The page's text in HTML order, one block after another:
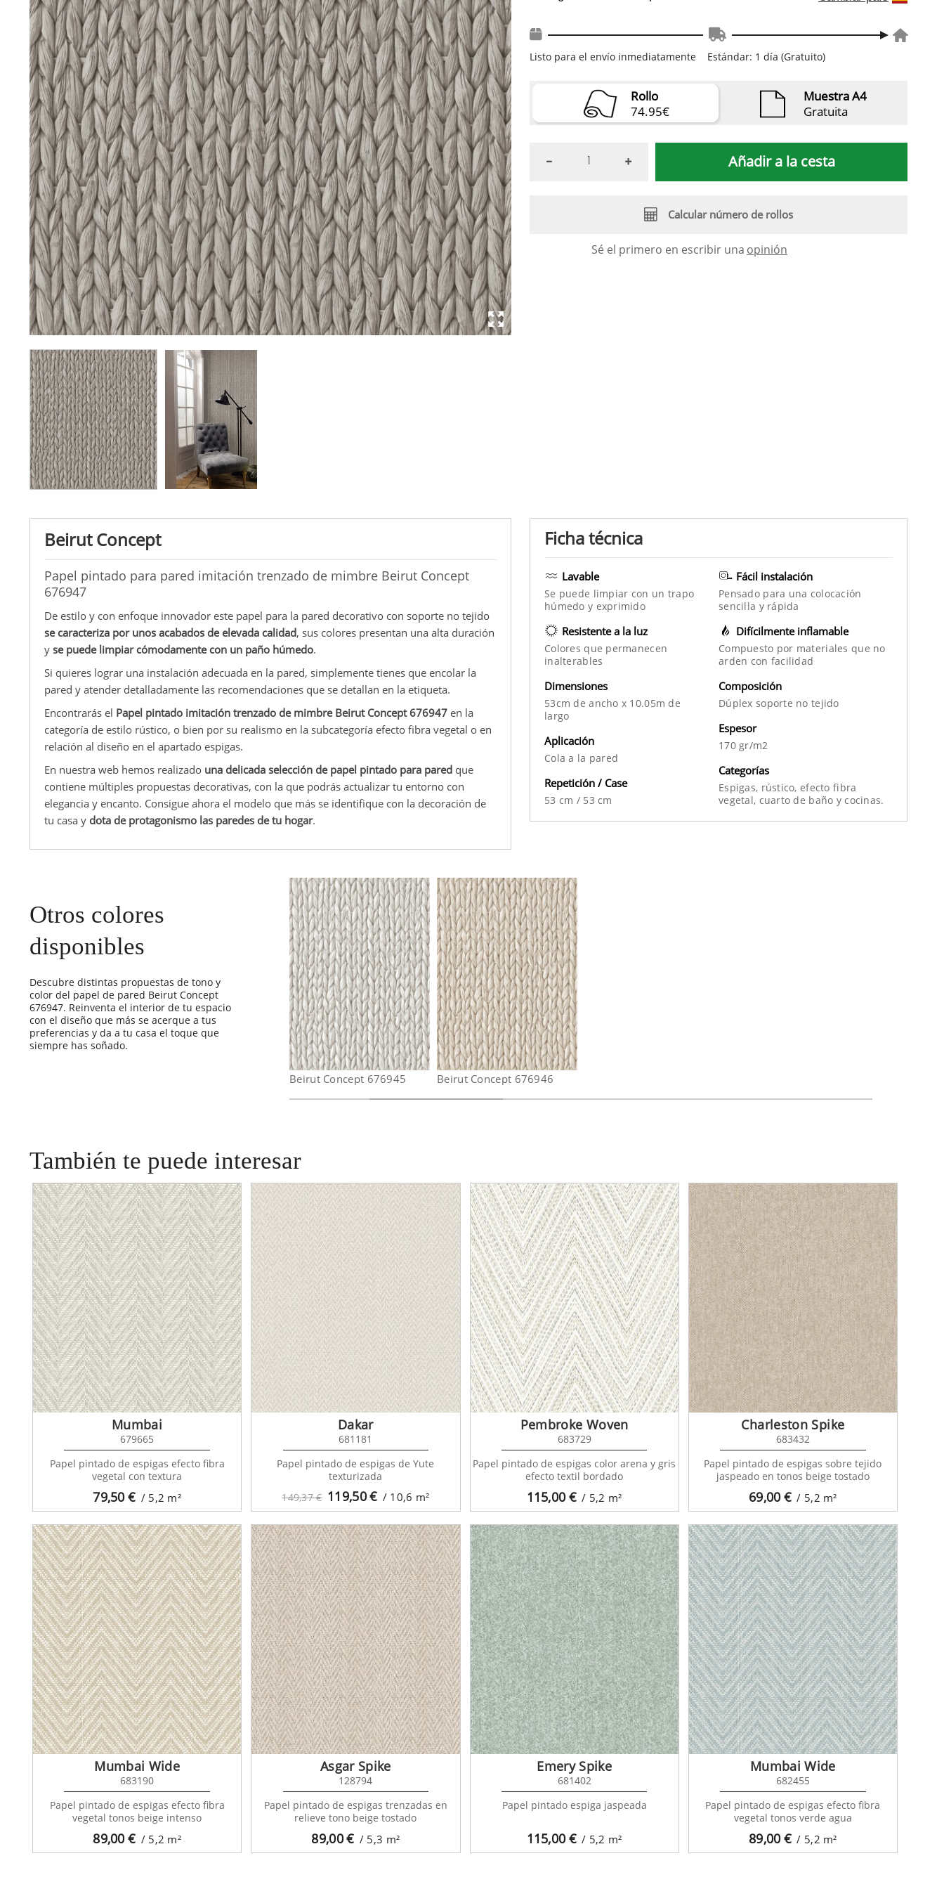
Beirut Concept
Papel pintado para pared imitación trenzado de mimbre Beirut Concept
676947
De estilo y con enfoque innovador este papel para la pared decorativo con soporte no tejido
se caracteriza por unos acabados de elevada calidad, sus colores presentan una alta duración
y se puede limpiar cómodamente con un paño húmedo.
Si quieres lograr una instalación adecuada en la pared, simplemente tienes que encolar la
pared y atender detalladamente las recomendaciones que se detallan en la etiqueta.
Encontrarás el Papel pintado imitación trenzado de mimbre Beirut Concept 676947 en la
categoría de estilo rústico, o bien por su realismo en la subcategoría efecto fibra vegetal o en
relación al diseño en el apartado espigas.
En nuestra web hemos realizado una delicada selección de papel pintado para pared que
contiene múltiples propuestas decorativas, con la que podrás actualizar tu entorno con
elegancia y encanto. Consigue ahora el modelo que más se identifique con la decoración de
tu casa y dota de protagonismo las paredes de tu hogar.
Listo para el envío inmediatamente Estándar: 1 día (Gratuito)
Rollo
74.95€
Muestra A4
Gratuita
Añadir a la cesta
Calcular número de rollos
Sé el primero en escribir una opinión
Ficha técnica
Lavable
Se puede limpiar con un trapo
húmedo y exprimido
Resistente a la luz
Colores que permanecen
inalterables
Fácil instalación
Pensado para una colocación
sencilla y rápida
Difícilmente inflamable
Compuesto por materiales que no
arden con facilidad
Dimensiones
53cm de ancho x 10.05m de
largo
Aplicación
Cola a la pared
Repetición / Case
53 cm / 53 cm
Composición
Dúplex soporte no tejido
Espesor
170 gr/m2
Categorías
Espigas, rústico,efecto fibra
vegetal, cuarto de baño ycocinas.
Otros colores
disponibles
Descubre distintas propuestas de tono y
color del papel de pared Beirut Concept
676947. Reinventa el interior de tu espacio
con el diseño que más se acerque a tus
preferencias y da a tu casa el toque que
siempre has soñado.
Beirut Concept 676945 Beirut Concept 676946
También te puede interesar
79,50€ / 5,2 m²
Mumbai
679665
Papel pintado de espigas efecto fibra
vegetal con textura
149,37 € 119,50€ / 10,6 m²
Dakar
681181
Papel pintado de espigas de Yute
texturizada
115,00€ / 5,2 m²
Pembroke Woven
683729
Papel pintado de espigas color arena y gris
efecto textil bordado
69,00€ / 5,2 m²
Charleston Spike
683432
Papel pintado de espigas sobre tejido
jaspeado en tonos beige tostado
89,00€ / 5,2 m²
Mumbai Wide
683190
Papel pintado de espigas efecto fibra
vegetal tonos beige intenso
89,00€ / 5,3 m²
Asgar Spike
128794
Papel pintado de espigas trenzadas en
relieve tono beige tostado
115,00€ / 5,2 m²
Emery Spike
681402
Papel pintado espiga jaspeada
89,00€ / 5,2 m²
Mumbai Wide
682455
Papel pintado de espigas efecto fibra
vegetal tonos verde agua